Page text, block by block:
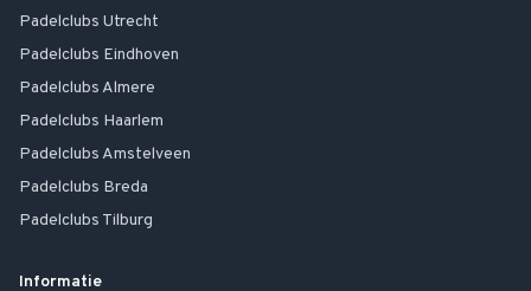
Padelclubs Utrecht
Padelclubs Eindhoven
Padelclubs Almere
Padelclubs Haarlem
Padelclubs Amstelveen
Padelclubs Breda
Padelclubs Tilburg
Informatie